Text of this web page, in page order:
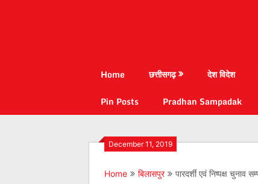
Home छत्तीसगढ़ देश विदेश
Pin Posts
Pradhan Sampadak
December 11, 2019
Home बिलासपुर पारदर्शी एवं निष्पक्ष